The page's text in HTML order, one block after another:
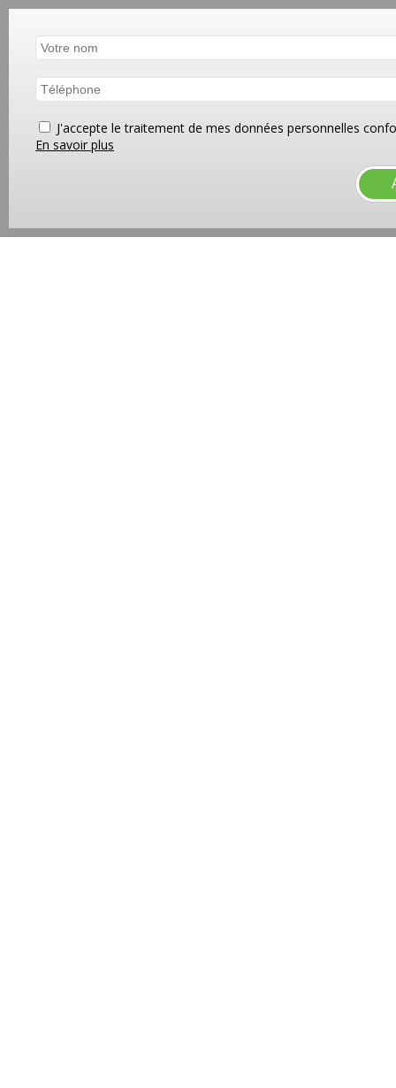
J'accepte le traitement de mes données personnelles
En savoir plus